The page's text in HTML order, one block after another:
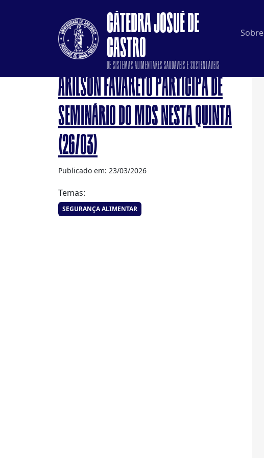
CÁTEDRA JOSUÉ DE
CASTRO
DE SISTEMAS ALIMENTARES SAUDÁVEIS E SUSTENTÁVEIS
Sobre
ARILSON FAVARETO PARTICIPA DE
SEMINÁRIO DO MDS NESTA QUINTA
(26/03)
Publicado em: 23/03/2026
Temas:
SEGURANÇA ALIMENTAR